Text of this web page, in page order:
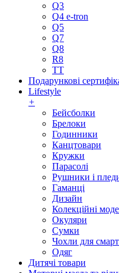
Q3
Q4 e-tron
Q5
Q7
Q8
R8
TT
Подарункові
Lifestyle
+
Бейсболки
Брелоки
Годинники
Канцтовари
Кружки
Парасолі
Рушники і
Гаманці
Дизайн
Колекційні
Окуляри
Сумки
Чохли для
Одяг
Дитячі товари